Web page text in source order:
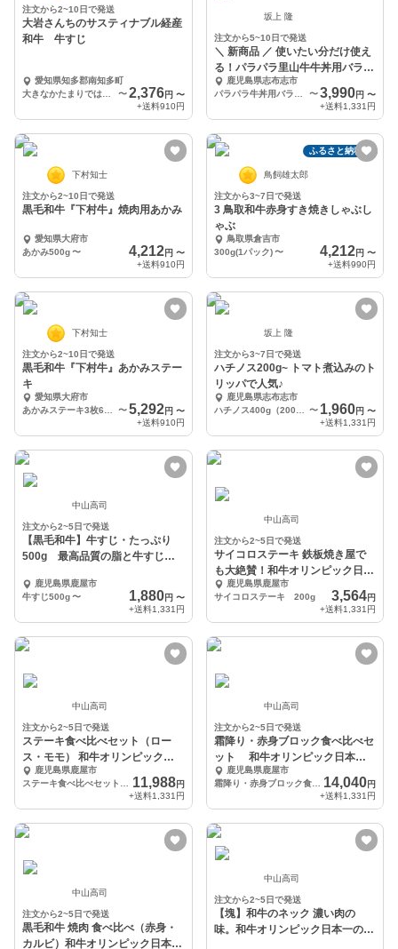
注文から2~10日で発送
大岩さんちのサスティナブル経産
和牛 牛すじ
愛知県知多郡南知多町
〜 2,376円 〜
+送料910円
坂上 隆
注文から5~10日で発送
＼ 新商品 ／ 使いたい分だけ使え
る！パラパラ里山牛牛丼用バラス
ライス 500g
鹿児島県志布志市
〜3,990円 〜
+送料1,331円
下村知士
注文から2~10日で発送
黒毛和牛『下村牛』焼肉用あかみ
愛知県大府市
あかみ500g〜 4,212円 〜
+送料910円
ふるさと納税可
鳥飼雄太郎
注文から3~7日で発送
3 鳥取和牛赤身すき焼きしゃぶし
ゃぶ
鳥取県倉吉市
300g(1パック) 〜 4,212円 〜
+送料990円
下村知士
注文から2~10日で発送
黒毛和牛『下村牛』あかみステー
キ
愛知県大府市
〜 5,292円 〜
+送料910円
坂上 隆
注文から3~7日で発送
ハチノス200g~ トマト煮込みのト
リッパで人気♪
鹿児島県志布志市
〜 1,960円 〜
+送料1,331円
中山高司
注文から2~5日で発送
【黒毛和牛】牛すじ・たっぷり
500g 最高品質の脂と牛すじを
鹿児島県鹿屋市
牛すじ500g〜 1,880円 〜
+送料1,331円
中山高司
注文から2~5日で発送
サイコロステーキ 鉄板焼き屋で
も大絶賛！和牛オリンピック日本
一の農場からお届け
鹿児島県鹿屋市
サイコロステーキ 200g
3,564円
+送料1,331円
中山高司
注文から2~5日で発送
ステーキ食べ比べセット（ロー
ス・モモ） 和牛オリンピック日
本一の農場からお届け
鹿児島県鹿屋市
11,988円
+送料1,331円
中山高司
注文から2~5日で発送
霜降り・赤身ブロック食べ比べセ
ット 和牛オリンピック日本一
の農場からお届け
鹿児島県鹿屋市
霜降り・赤身ブロック食べ比べセット 1kg
14,040円
+送料1,331円
中山高司
注文から2~5日で発送
黒毛和牛 焼肉 食べ比べ（赤身・
カルビ）和牛オリンピック日本一
中山高司
注文から2~5日で発送
【塊】和牛のネック 濃い肉の
味。和牛オリンピック日本一の農